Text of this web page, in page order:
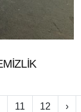
11 12 ›